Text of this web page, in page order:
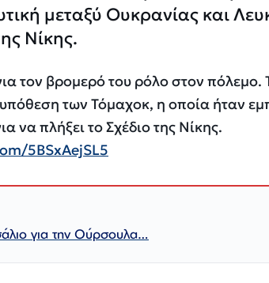
μεταξύ Ουκρανίας και
Νίκης.
τον βρομερό του ρόλο στον πόλεμο.
των Τόμαχοκ, η οποία ήταν
να πλήξει το Σχέδιο της Νίκης.
5BSxAejSL5
για την Ούρσουλα…